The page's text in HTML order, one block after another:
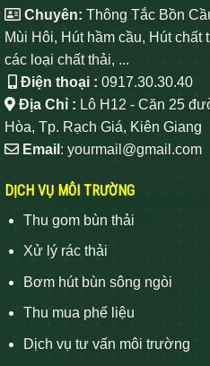
Chuyên: Thông Tắc Bồn
Mùi Hôi, Hút hầm cầu, Hút chất
các loại chất thải, ...
Điện thoại : 0917.30.30.40
Địa Chỉ : Lô H12 - Căn 25
Hòa, Tp. Rạch Giá, Kiên Giang
Email : yourmail@gmail.com
DỊCH VỤ MÔI TRƯỜNG
Thu gom bùn thải
Xử lý rác thải
Bơm hút bùn sông ngòi
Thu mua phế liệu
Dịch vụ tư vấn môi trường